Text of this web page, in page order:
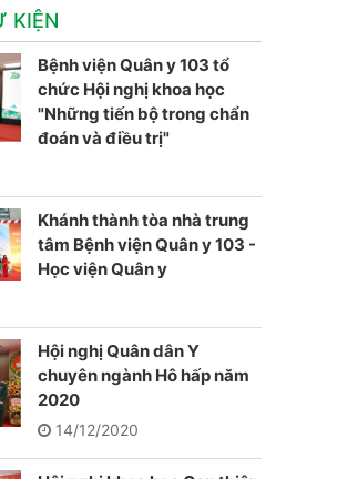
KIỆN
Bệnh viện Quân y 103 tổ
chức Hội nghị khoa học
"Những tiến bộ trong chẩn
đoán và điều trị"
Khánh thành tòa nhà trung
tâm Bệnh viện Quân y 103 -
Học viện Quân y
Hội nghị Quân dân Y
chuyên ngành Hô hấp năm
2020
14/12/2020